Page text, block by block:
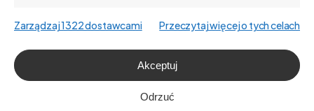
Zarządzaj 1322 dostawcami Przeczytaj więcej o tych celach
Akceptuj
Odrzuć
Polityka plików cookies (EU)
English